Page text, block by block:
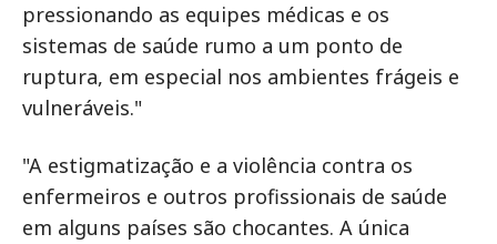
pressionando as equipes médicas e os
sistemas de saúde rumo a um ponto de
ruptura, em especial nos ambientes frágeis e
vulneráveis."
"A estigmatização e a violência contra os
enfermeiros e outros profissionais de saúde
em alguns países são chocantes. A única